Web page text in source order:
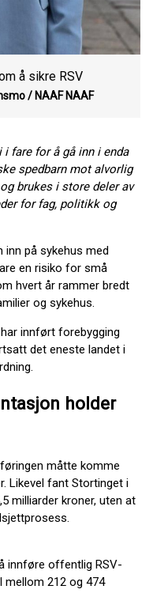
å sikre RSV
/ NAAF NAAF
fare for å gå inn i enda
spedbarn mot alvorlig
brukes i store deler av
for fag, politikk og
inn på sykehus med
en risiko for små
hvert år rammer bredt
og sykehus.
innført forebygging
det eneste landet i
holder
måtte komme
Likevel fant Stortinget i
milliarder kroner, uten at
innføre offentlig RSV-
212 og 474